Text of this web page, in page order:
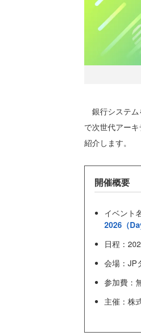
銀行システム
で次世代アー
紹介します。
開催概要
イベント
2026（
日程：
会場：JP
参加費：
主催：株